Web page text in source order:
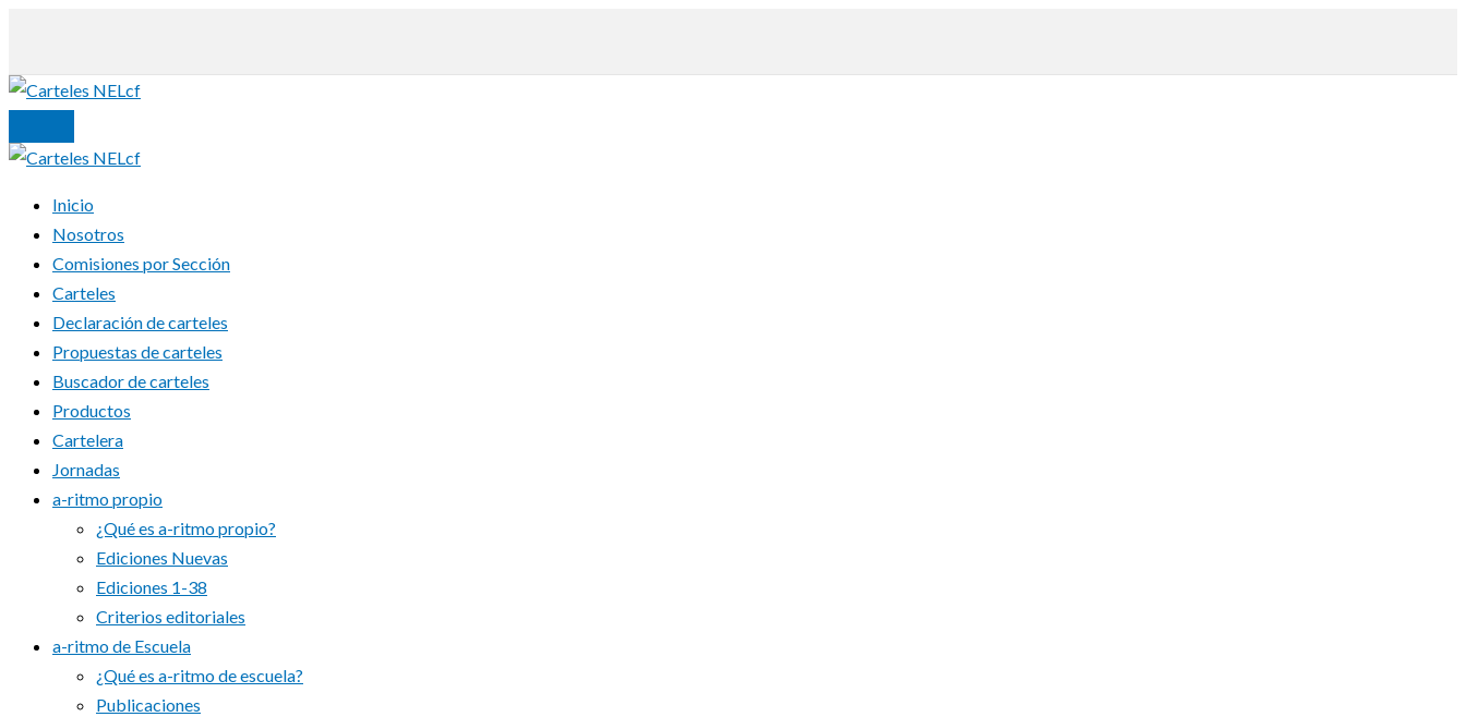
contenido
Inicio
Nosotros
Comisiones por Sección
Carteles
Declaración de carteles
Propuestas de carteles
Buscador de carteles
Productos
Cartelera
Jornadas
a-ritmo propio
¿Qué es a-ritmo propio?
Ediciones Nuevas
Ediciones 1-38
Criterios editoriales
a-ritmo de Escuela
¿Qué es a-ritmo de escuela?
Publicaciones